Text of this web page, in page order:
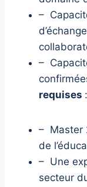
–
–
requises :
– Master
de
– Une
secteur